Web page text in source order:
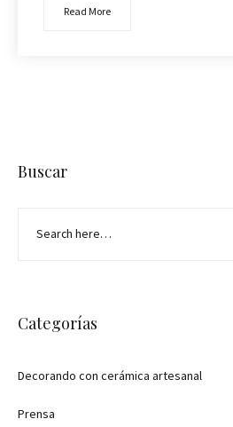
Buscar
Categorías
Decorando con cerámica artesanal
Prensa
Read More